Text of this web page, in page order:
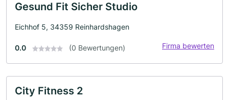
Gesund Fit Sicher Studio
Eichhof 5, 34359 Reinhardshagen
0.0 (0 Bewertungen) Firma bewerten
City Fitness 2